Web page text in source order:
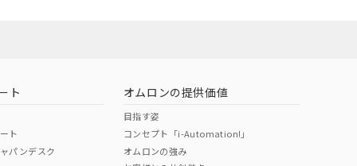
ト
ト
パンデスク
オムロンの提供価値
目指す姿
コンセプト「i-Automation!」
オムロンの強み